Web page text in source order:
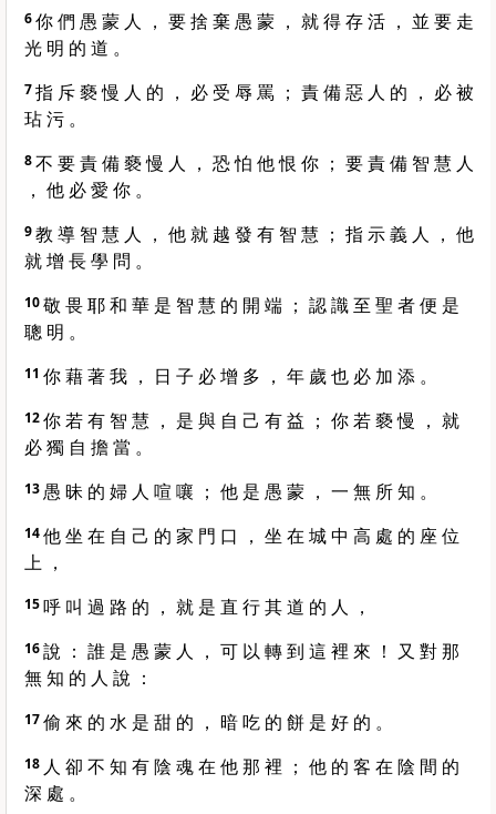
6你 們 愚 蒙 人 ， 要 捨 棄 愚 蒙 ， 就 得 存 活 ， 並 要 走
光 明 的 道 。
7指 斥 褻 慢 人 的 ， 必 受 辱 罵 ； 責 備 惡 人 的 ， 必 被
玷 污 。
8不 要 責 備 褻 慢 人 ， 恐 怕 他 恨 你 ； 要 責 備 智 慧 人
， 他 必 愛 你 。
9教 導 智 慧 人 ， 他 就 越 發 有 智 慧 ； 指 示 義 人 ， 他
就 增 長 學 問 。
10敬 畏 耶 和 華 是 智 慧 的 開 端 ； 認 識 至 聖 者 便 是
聰 明 。
11 你 藉 著 我 ， 日 子 必 增 多 ， 年 歲 也 必 加 添 。
12你 若 有 智 慧 ， 是 與 自 己 有 益 ； 你 若 褻 慢 ， 就
必 獨 自 擔 當 。
13 愚 昧 的 婦 人 喧 嚷 ； 他 是 愚 蒙 ， 一 無 所 知 。
14他 坐 在 自 己 的 家 門 口 ， 坐 在 城 中 高 處 的 座 位
上 ，
15呼 叫 過 路 的 ， 就 是 直 行 其 道 的 人 ，
16說 ： 誰 是 愚 蒙 人 ， 可 以 轉 到 這 裡 來 ！ 又 對 那
無 知 的 人 說 ：
17偷 來 的 水 是 甜 的 ， 暗 吃 的 餅 是 好 的 。
18 人 卻 不 知 有 陰 魂 在 他 那 裡 ； 他 的 客 在 陰 間 的
深 處 。